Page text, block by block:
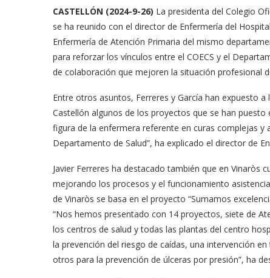
CASTELLÓN (2024-9-26) La presidenta del Colegio
se ha reunido con el director de Enfermería del
Enfermería de Atención Primaria del mismo
para reforzar los vínculos entre el COECS y el
de colaboración que mejoren la situación profesional
Entre otros asuntos, Ferreres y García han expuesto
Castellón algunos de los proyectos que se han
figura de la enfermera referente en curas complejas y
Departamento de Salud”, ha explicado el director de
Javier Ferreres ha destacado también que en Vinaròs
mejorando los procesos y el funcionamiento
de Vinaròs se basa en el proyecto “Sumamos
“Nos hemos presentado con 14 proyectos, siete de
los centros de salud y todas las plantas del centro
la prevención del riesgo de caídas, una intervención
otros para la prevención de úlceras por presión”, ha